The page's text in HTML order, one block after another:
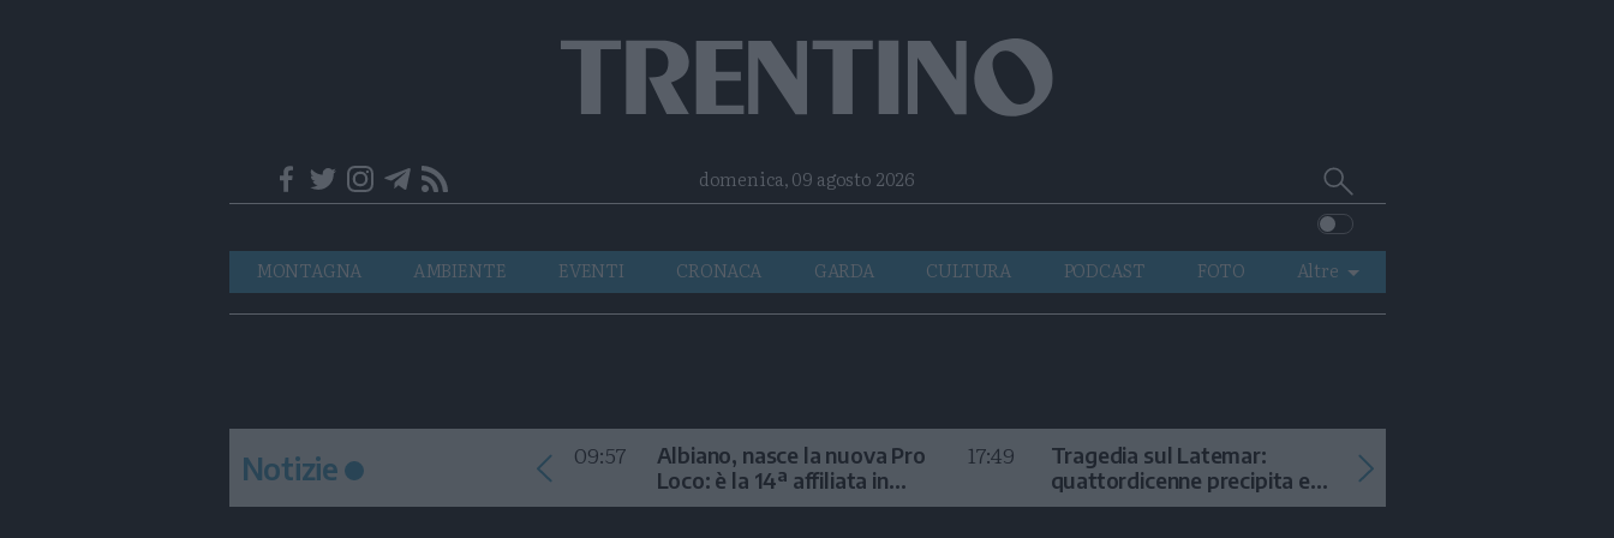
Telegram
RSS
domenica, 09 agosto 2026 Cerca
su
Trentino
Navigazione
principale
MONTAGNA AMBIENTE EVENTI CRONACA GARDA CULTURA PODCAST FOTO
Altre
VIDEO
Notizie 09:57
Albiano, nasce la nuova Pro
Loco: è la 14ª affiliata in
Trentino nel 2026
17:49
Tragedia sul Latemar:
quattordicenne precipita e
muore